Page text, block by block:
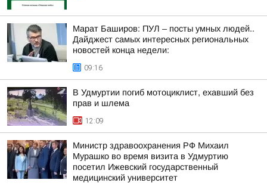
Марат Баширов: ПУЛ – посты умных людей..
Дайджест самых интересных региональных
новостей конца недели:
09:16
В Удмуртии погиб мотоциклист, ехавший без
прав и шлема
12:09
Министр здравоохранения РФ Михаил
Мурашко во время визита в Удмуртию
посетил Ижевский государственный
медицинский университет